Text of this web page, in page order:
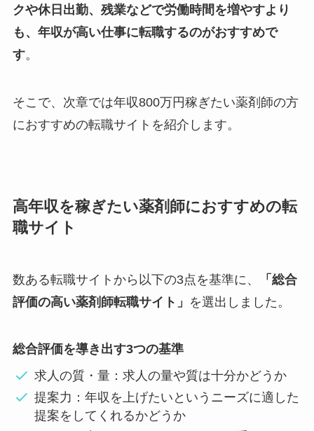
クや休日出勤、残業などで労働時間を増やすより
も、年収が高い仕事に転職するのがおすすめで
す。
そこで、次章では年収800万円稼ぎたい薬剤師の方
におすすめの転職サイトを紹介します。
高年収を稼ぎたい薬剤師におすすめの転
職サイト
数ある転職サイトから以下の3点を基準に、
「総合
評価の高い薬剤師転職サイト」 を選出しました。
総合評価を導き出す3つの基準
求人の質・量：求人の量や質は十分かどうか
提案力：年収を上げたいというニーズに適した
提案をしてくれるかどうか